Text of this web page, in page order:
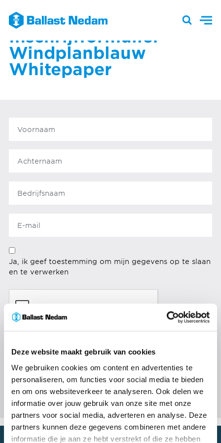
Deze website maakt gebruik van cookies
We gebruiken cookies om content en advertenties te
personaliseren, om functies voor social media te bieden
en om ons websiteverkeer te analyseren. Ook delen we
informatie over jouw gebruik van onze site met onze
partners voor social media, adverteren en analyse. Deze
partners kunnen deze gegevens combineren met andere
informatie die je aan ze hebt verstrekt of die ze hebben
Inschrijfformulier
Windplanblauw
Whitepaper
Ja, ik geef toestemming om mijn gegevens op te slaan
en te verwerken